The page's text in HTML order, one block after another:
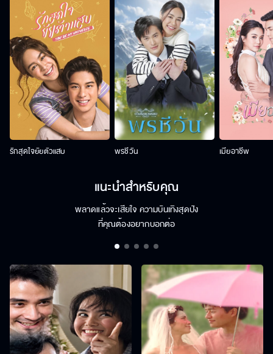
รักสุดใจยัยตัวแสบ พรชีวัน เมียอาชีพ
แนะนำสำหรับคุณ
พลาดแล้วจะเสียใจ ความบันเทิงสุดปัง
ที่คุณต้องอยากบอกต่อ